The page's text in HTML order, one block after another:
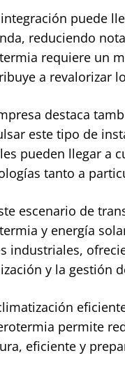
integración puede
reduciendo
requiere un
a revalorizar
destaca
este tipo de
pueden llegar a
tanto a
escenario de
y energía
industriales,
y la gestión
permite
eficiente y